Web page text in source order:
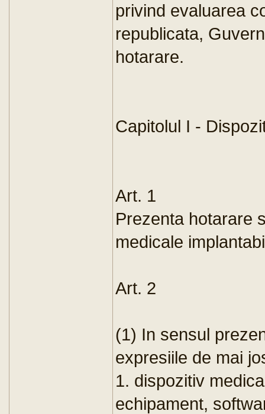
privind evaluarea
republicata,
hotarare.
Capitolul I -
Art. 1
Prezenta hotarare
medicale
Art. 2
(1) In sensul
expresiile de mai
1. dispozitiv
echipament,